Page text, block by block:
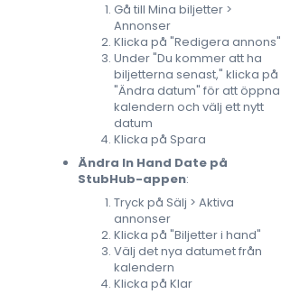
Gå till Mina biljetter >
Annonser
Klicka på "Redigera annons"
Under "Du kommer att ha
biljetterna senast," klicka på
"Ändra datum" för att öppna
kalendern och välj ett nytt
datum
Klicka på Spara
Ändra In Hand Date på
StubHub-appen:
Tryck på Sälj > Aktiva
annonser
Klicka på "Biljetter i hand"
Välj det nya datumet från
kalendern
Klicka på Klar